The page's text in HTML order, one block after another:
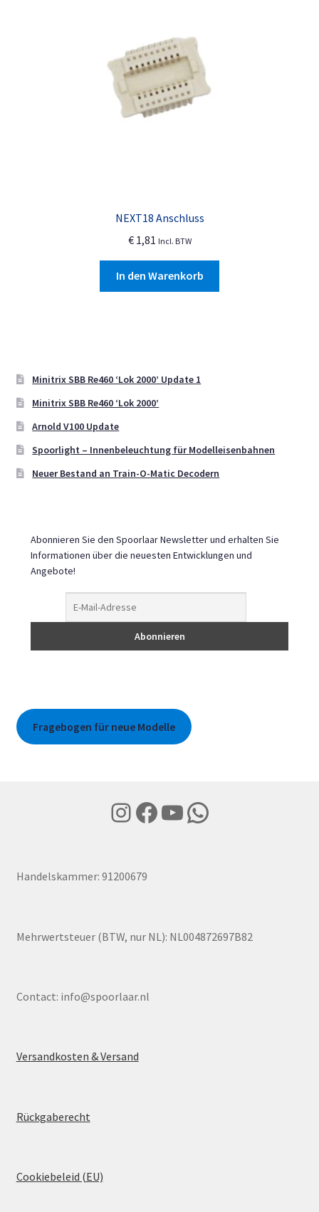
NEXT18 Anschluss
€1,81 Incl. BTW
In den Warenkorb
Minitrix SBB Re460 ‘Lok 2000’ Update 1
Minitrix SBB Re460 ‘Lok 2000’
Arnold V100 Update
Spoorlight – Innenbeleuchtung für Modelleisenbahnen
Neuer Bestand an Train-O-Matic Decodern
Abonnieren Sie den Spoorlaar Newsletter und erhalten Sie
Informationen über die neuesten Entwicklungen und
Angebote!
Fragebogen für neue Modelle
Instagram
Facebook
YouTube
WhatsApp
Handelskammer: 91200679
Mehrwertsteuer (BTW, nur NL): NL004872697B82
Contact: info@spoorlaar.nl
Versandkosten & Versand
Rückgaberecht
Cookiebeleid (EU)